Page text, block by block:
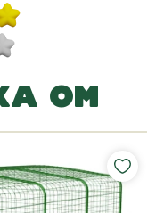
OM